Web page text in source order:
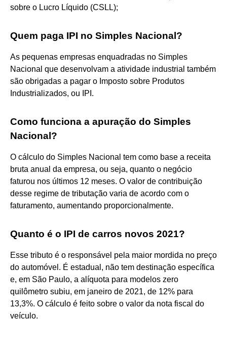
sobre o Lucro Líquido (CSLL);
Quem paga IPI no Simples Nacional?
As pequenas empresas enquadradas no Simples
Nacional que desenvolvam a atividade industrial também
são obrigadas a pagar o Imposto sobre Produtos
Industrializados, ou IPI.
Como funciona a apuração do Simples
Nacional?
O cálculo do Simples Nacional tem como base a receita
bruta anual da empresa, ou seja, quanto o negócio
faturou nos últimos 12 meses. O valor de contribuição
desse regime de tributação varia de acordo com o
faturamento, aumentando proporcionalmente.
Quanto é o IPI de carros novos 2021?
Esse tributo é o responsável pela maior mordida no preço
do automóvel. É estadual, não tem destinação específica
e, em São Paulo, a alíquota para modelos zero
quilômetro subiu, em janeiro de 2021, de 12% para
13,3%. O cálculo é feito sobre o valor da nota fiscal do
veículo.